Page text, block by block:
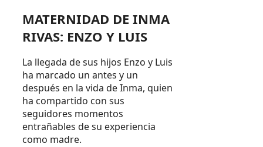
MATERNIDAD DE INMA
RIVAS: ENZO Y LUIS
La llegada de sus hijos Enzo y Luis
ha marcado un antes y un
después en la vida de Inma, quien
ha compartido con sus
seguidores momentos
entrañables de su experiencia
como madre.